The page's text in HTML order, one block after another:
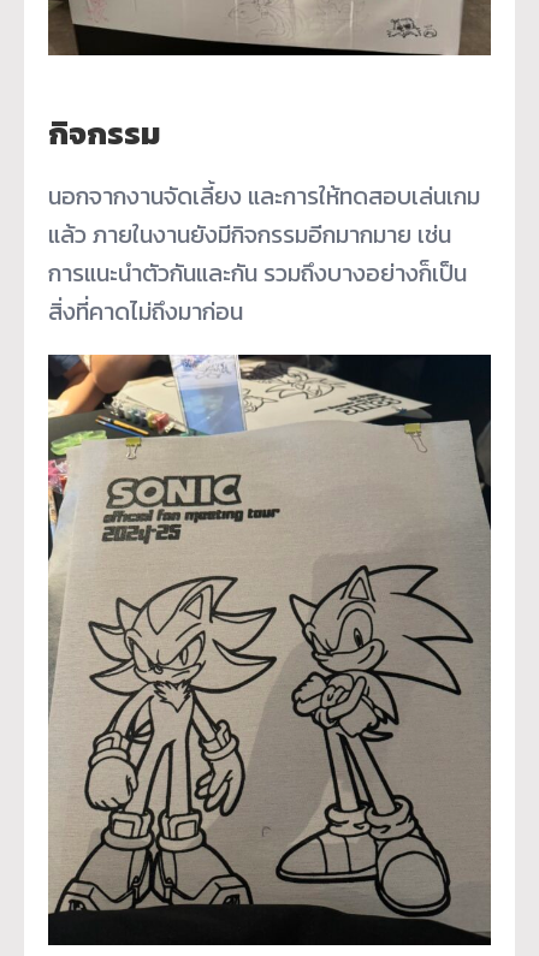
กิจกรรม
นอกจากงานจัดเลี้ยง และการให้ทดสอบเล่นเกม
แล้ว ภายในงานยังมีกิจกรรมอีกมากมาย เช่น
การแนะนำตัวกันและกัน รวมถึงบางอย่างก็เป็น
สิ่งที่คาดไม่ถึงมาก่อน